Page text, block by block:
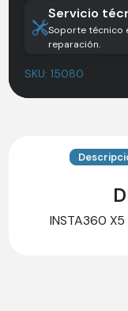
Servicio
Soporte técnico
reparación.
SKU:15080
INSTA360 X5